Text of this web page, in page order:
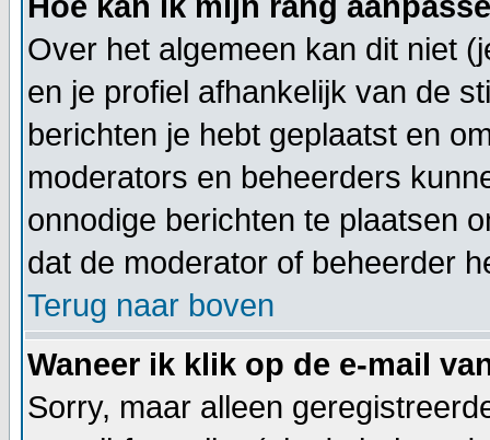
Over het algemeen kan dit niet
en je profiel afhankelijk van de
berichten je hebt geplaatst en
moderators en beheerders
onnodige berichten te plaatsen
dat de moderator of beheerder
Terug naar boven
Waneer ik klik op de e-mail
Sorry, maar alleen